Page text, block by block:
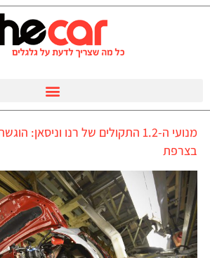
מנועי ה-1.2 התקולים של רנו וניסאן:
בצרפת